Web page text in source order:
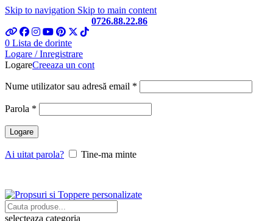
Skip to navigation Skip to main content
0726.88.22.86
0 Lista de dorinte
Logare / Inregistrare
LogareCreeaza un cont
Nume utilizator sau adresă email *
Parola *
Logare
Ai uitat parola? Tine-ma minte
selecteaza categoria